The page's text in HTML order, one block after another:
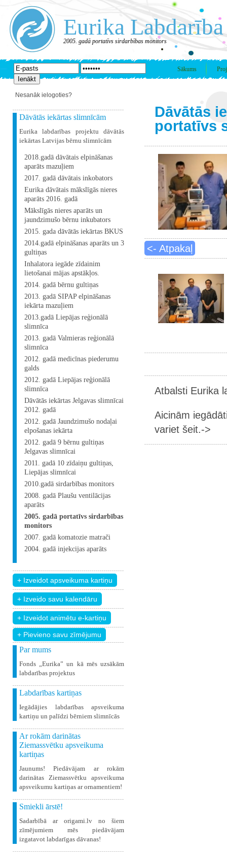
Eurika Labdarība
2005. gadā portatīvs sirdarbības monitors
Sākums
Nesanāk ielogoties?
Dāvātās iekārtas slimnīcām
Eurika labdarības projektu dāvātās
iekārtas Latvijas bērnu slimnīcām
2018.gadā dāvātais elpināšanas
aparāts mazuļiem
2017. gadā dāvātais inkobators
Eurika dāvātais mākslīgās nieres
aparāts 2016. gadā
Mākslīgās nieres aparāts un
jaundzimušo bērnu inkubators
2015. gada dāvātās iekārtas BKUS
2014.gadā elpināšanas aparāts un 3
gultiņas
Inhalatora iegāde zīdainim
lietošanai mājas apstākļos.
2014. gadā bērnu gultiņas
2013. gadā SIPAP elpināšanas
iekārta mazuļiem
2013.gadā Liepājas reģionālā
slimnīca
2013. gadā Valmieras reģionālā
slimnīca
2012. gadā medicīnas piederumu
galds
2012. gadā Liepājas reģionālā
slimnīca
Dāvātās iekārtas Jelgavas slimnīcai
2012. gadā
2012. gadā Jaundzimušo nodaļai
elpošanas iekārta
2012. gadā 9 bērnu gultiņas
Jelgavas slimnīcai
2011. gadā 10 zīdaiņu gultiņas,
Liepājas slimnīcai
2010.gadā sirdarbības monitors
2008. gadā Plaušu ventilācijas
aparāts
2005. gadā portatīvs sirdarbības
monitors
2007. gadā komatozie matrači
2004. gadā injekcijas aparāts
+ Pievieno savu zīmējumu
Par mums
Fonds „Eurika” un kā mēs uzsākām
labdarības projektus
Labdarības kartiņas
Iegādājies labdarības apsveikuma
kartiņu un palīdzi bērniem slimnīcās
Ar rokām darinātas
Ziemassvētku apsveikuma
kartiņas
Jaunums! Piedāvājam ar rokām
darinātas Ziemassvētku apsveikuma
apsveikumu kartiņas ar ornamentiem!
Smiekli ārstē!
Sadarbībā ar origami.lv no šiem
zīmējumiem mēs piedāvājam
izgatavot labdarīgas dāvanas!
Dāvātās
portatīvs
<- Atpakaļ
Atbalsti Eurika
Aicinām
variet šeit.->